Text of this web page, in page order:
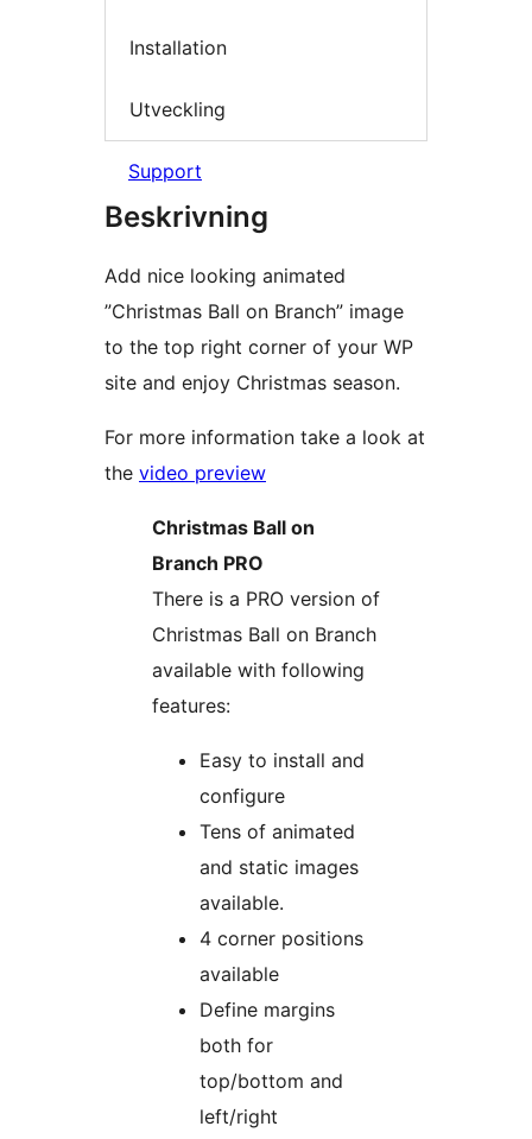
Installation
Utveckling
Support
Beskrivning
Add nice looking animated
”Christmas Ball on Branch” image
to the top right corner of your WP
site and enjoy Christmas season.
For more information take a look at
the video preview
Christmas Ball on
Branch PRO
There is a PRO version of
Christmas Ball on Branch
available with following
features:
Easy to install and
configure
Tens of animated
and static images
available.
4 corner positions
available
Define margins
both for
top/bottom and
left/right